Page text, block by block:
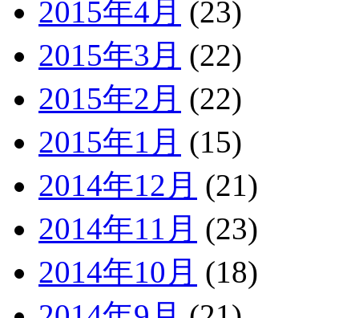
2015年4月 (23)
2015年3月 (22)
2015年2月 (22)
2015年1月 (15)
2014年12月 (21)
2014年11月 (23)
2014年10月 (18)